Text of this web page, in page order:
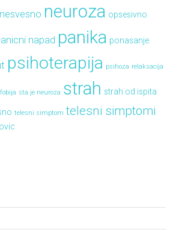
nesvesno neuroza opsesivno
napad panika ponasanje
psihoterapija psihoza relaksacija
sta je neuroza strah strah od ispita
telesni simptom telesni simptomi